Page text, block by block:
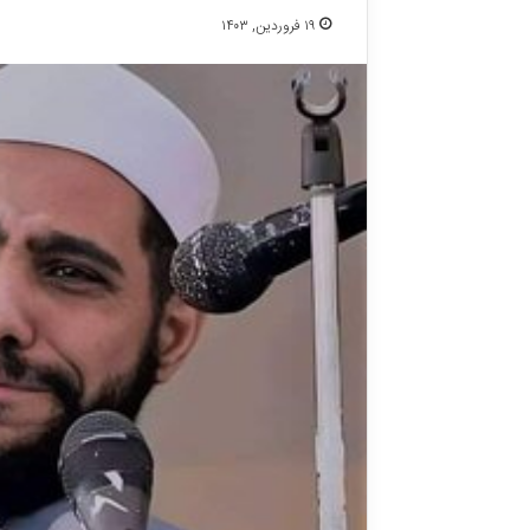
۱۹ فروردین, ۱۴۰۳